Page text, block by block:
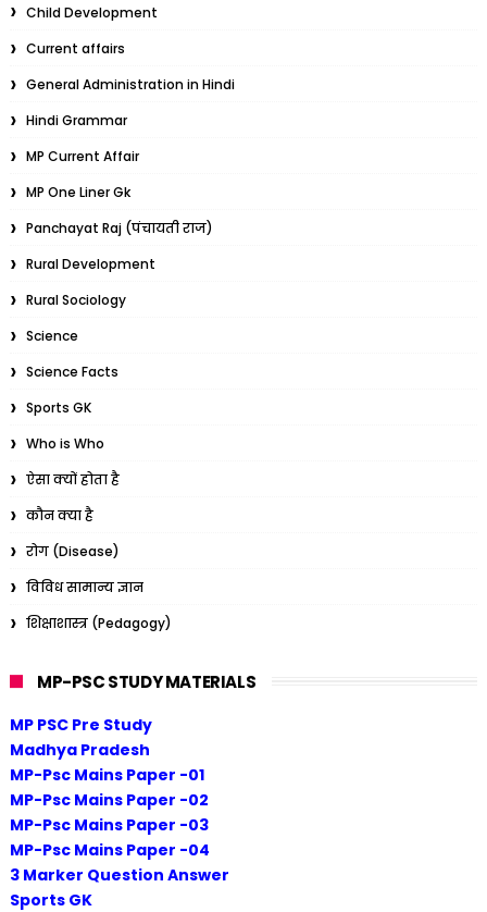
Child Development
Current affairs
General Administration in Hindi
Hindi Grammar
MP Current Affair
MP One Liner Gk
Panchayat Raj (पंचायती राज)
Rural Development
Rural Sociology
Science
Science Facts
Sports GK
Who is Who
ऐसा क्यों होता है
कौन क्या है
रोग (Disease)
विविध सामान्य ज्ञान
शिक्षाशास्त्र (Pedagogy)
MP-PSC STUDY MATERIALS
MP PSC Pre Study
Madhya Pradesh
MP-Psc Mains Paper -01
MP-Psc Mains Paper -02
MP-Psc Mains Paper -03
MP-Psc Mains Paper -04
3 Marker Question Answer
Sports GK